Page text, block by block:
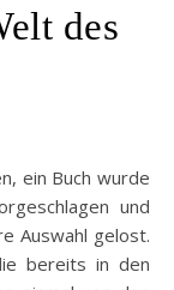
des
und
Auswahl gelost.
bereits in den